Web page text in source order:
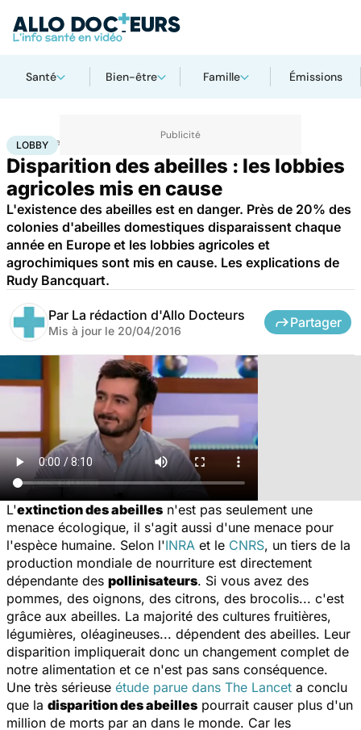
Santé Bien-être Famille Émissions
AccueilBien-être
LOBBY
Disparition des abeilles : les lobbies
agricoles mis en cause
L'existence des abeilles est en danger. Près de 20% des
colonies d'abeilles domestiques disparaissent chaque
année en Europe et les lobbies agricoles et
agrochimiques sont mis en cause. Les explications de
Rudy Bancquart.
Par La rédaction d'Allo Docteurs
Mis à jour le 20/04/2016
Partager
L'extinction des abeilles n'est pas seulement une
menace écologique, il s'agit aussi d'une menace pour
l'espèce humaine. Selon l'INRA et le CNRS, un tiers de la
production mondiale de nourriture est directement
dépendante des pollinisateurs. Si vous avez des
pommes, des oignons, des citrons, des brocolis... c'est
grâce aux abeilles. La majorité des cultures fruitières,
légumières, oléagineuses... dépendent des abeilles. Leur
disparition impliquerait donc un changement complet de
notre alimentation et ce n'est pas sans conséquence.
Une très sérieuse étude parue dans The Lancet a conclu
que la disparition des abeilles pourrait causer plus d'un
million de morts par an dans le monde. Car les